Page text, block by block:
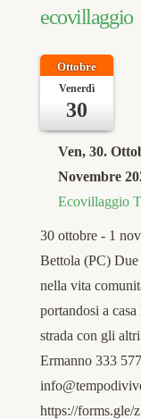
ecovillaggio
Ottobre
Venerdì
30
Ven, 30.
Novembre
Ecovillaggio
30 ottobre - 1
Bettola (PC)
nella vita
portandosi a
strada con gli
Ermanno 333
https://